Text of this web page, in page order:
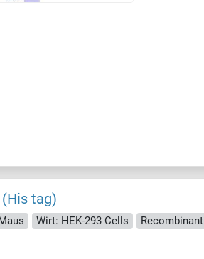
tag)
Wirt: HEK-293 Cells Recombinant